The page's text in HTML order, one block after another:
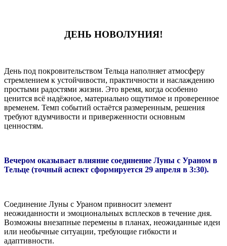
ДЕНЬ НОВОЛУНИЯ!
День под покровительством Тельца наполняет атмосферу
стремлением к устойчивости, практичности и наслаждению
простыми радостями жизни. Это время, когда особенно
ценится всё надёжное, материально ощутимое и проверенное
временем. Темп событий остаётся размеренным, решения
требуют вдумчивости и приверженности основным
ценностям.
Вечером оказывает влияние соединение Луны с Ураном в
Тельце (точный аспект сформируется 29 апреля в 3:30).
Соединение Луны с Ураном привносит элемент
неожиданности и эмоциональных всплесков в течение дня.
Возможны внезапные перемены в планах, неожиданные идеи
или необычные ситуации, требующие гибкости и
адаптивности.